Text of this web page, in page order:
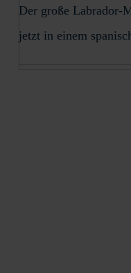
Der große Labrador-
jetzt in einem